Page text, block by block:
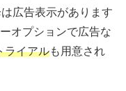
広告表示があります
オプションで広告な
ライアルも用意され